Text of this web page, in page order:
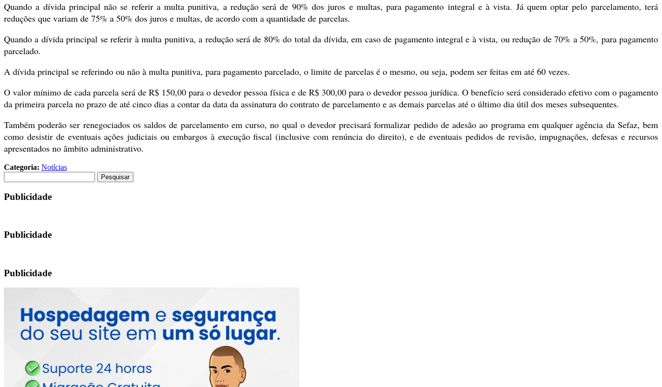
Quando a dívida principal não se referir a multa punitiva, a redução será de 90% dos juros e multas, para pagamento integral e à vista. Já quem optar pelo parcelamento, terá
reduções que variam de 75% a 50% dos juros e multas, de acordo com a quantidade de parcelas.
Quando a dívida principal se referir à multa punitiva, a redução será de 80% do total da dívida, em caso de pagamento integral e à vista, ou redução de 70% a 50%, para pagamento
parcelado.
A dívida principal se referindo ou não à multa punitiva, para pagamento parcelado, o limite de parcelas é o mesmo, ou seja, podem ser feitas em até 60 vezes.
O valor mínimo de cada parcela será de R$ 150,00 para o devedor pessoa física e de R$ 300,00 para o devedor pessoa jurídica. O benefício será considerado efetivo com o pagamento
da primeira parcela no prazo de até cinco dias a contar da data da assinatura do contrato de parcelamento e as demais parcelas até o último dia útil dos meses subsequentes.
Também poderão ser renegociados os saldos de parcelamento em curso, no qual o devedor precisará formalizar pedido de adesão ao programa em qualquer agência da Sefaz, bem
como desistir de eventuais ações judiciais ou embargos à execução fiscal (inclusive com renúncia do direito), e de eventuais pedidos de revisão, impugnações, defesas e recursos
apresentados no âmbito administrativo.
Categoria: Notícias
por:
Publicidade
Publicidade
Publicidade